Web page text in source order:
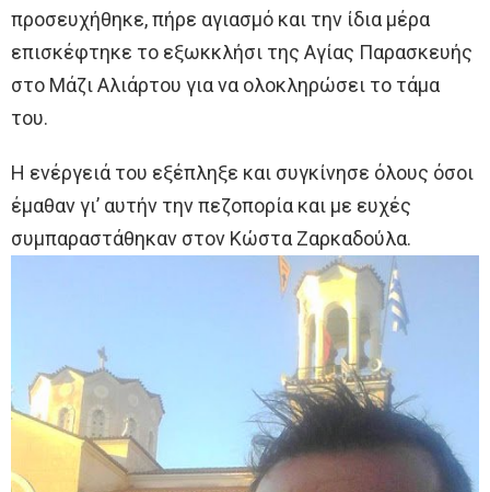
προσευχήθηκε, πήρε αγιασμό και την ίδια μέρα
επισκέφτηκε το εξωκκλήσι της Αγίας Παρασκευής
στο Μάζι Αλιάρτου για να ολοκληρώσει το τάμα
του.
Η ενέργειά του εξέπληξε και συγκίνησε όλους όσοι
έμαθαν γι’ αυτήν την πεζοπορία και με ευχές
συμπαραστάθηκαν στον Κώστα Ζαρκαδούλα.